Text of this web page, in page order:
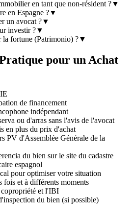
en tant que non-résident ?▼
en Espagne ?▼
un avocat ?▼
investir ?▼
la fortune (Patrimonio) ?▼
pour un Achat
de financement
indépendant
ou d'arras sans l'avis de l'avocat
en plus du prix d'achat
PV d'Assemblée Générale de la
du bien sur le site du cadastre
espagnol
pour optimiser votre situation
fois et à différents moments
et l'IBI
du bien (si possible)